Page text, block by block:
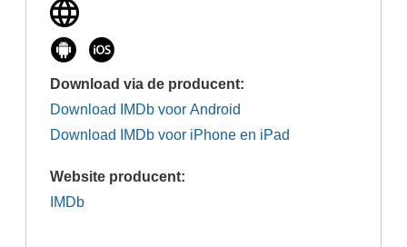
Download via de producent:
Download IMDb voor Android
Download IMDb voor iPhone en iPad
Website producent:
IMDb